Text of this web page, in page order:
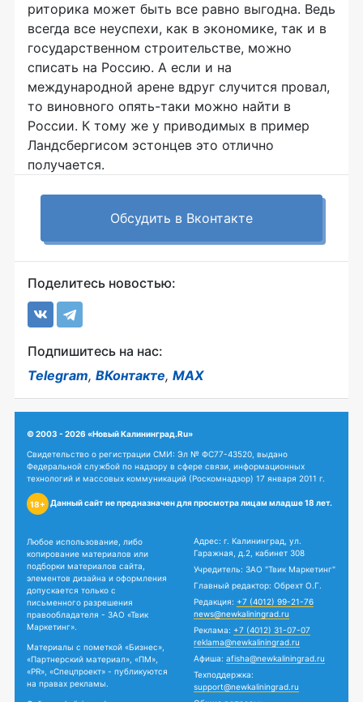
риторика может быть все равно выгодна. Ведь
всегда все неуспехи, как в экономике, так и в
государственном строительстве, можно
списать на Россию. А если и на
международной арене вдруг случится провал,
то виновного опять-таки можно найти в
России. К тому же у приводимых в пример
Ландсбергисом эстонцев это отлично
получается.
Обсудить в Вконтакте
Поделитесь новостью:
Подпишитесь на нас:
Telegram, ВКонтакте, MAX
© 2003 - 2026 «Новый Калининград.Ru»
Свидетельство о регистрации СМИ: Эл № ФС77-43520, выдано
Федеральной службой по надзору в сфере связи, информационных
технологий и массовых коммуникаций (Роскомнадзор) 17 января 2011 г.
18+ Данный сайт не предназначен для просмотра лицам младше 18 лет.
Любое использование, либо
копирование материалов или
подборки материалов сайта,
элементов дизайна и оформления
допускается только с
письменного разрешения
правообладателя - ЗАО «Твик
Маркетинг».
Материалы с пометкой «Бизнес»,
«Партнерский материал», «ПМ»,
«PR», «Спецпроект» - публикуются
на правах рекламы.
Адрес: г. Калининград, ул.
Гаражная, д.2, кабинет 308
Учредитель: ЗАО "Твик Маркетинг"
Главный редактор: Обрехт О.Г.
Редакция: +7 (4012) 99-21-76
news@newkaliningrad.ru
Реклама: +7 (4012) 31-07-07
reklama@newkaliningrad.ru
Афиша: afisha@newkaliningrad.ru
Техподдержка:
support@newkaliningrad.ru